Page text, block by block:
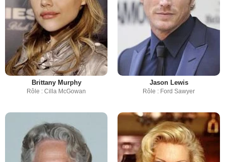
Brittany Murphy
Rôle : Cilla McGowan
Jason Lewis
Rôle : Ford Sawyer